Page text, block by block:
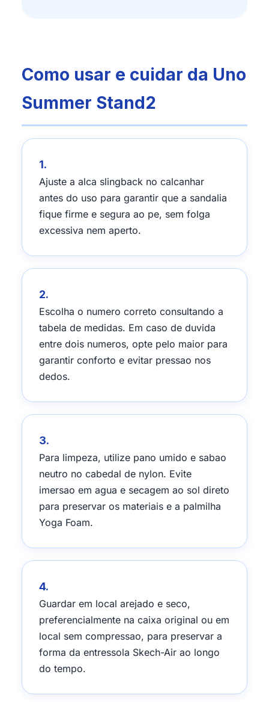
Como usar e cuidar da Uno
Summer Stand2
1.
Ajuste a alca slingback no calcanhar
antes do uso para garantir que a sandalia
fique firme e segura ao pe, sem folga
excessiva nem aperto.
2.
Escolha o numero correto consultando a
tabela de medidas. Em caso de duvida
entre dois numeros, opte pelo maior para
garantir conforto e evitar pressao nos
dedos.
3.
Para limpeza, utilize pano umido e sabao
neutro no cabedal de nylon. Evite
imersao em agua e secagem ao sol direto
para preservar os materiais e a palmilha
Yoga Foam.
4.
Guardar em local arejado e seco,
preferencialmente na caixa original ou em
local sem compressao, para preservar a
forma da entressola Skech-Air ao longo
do tempo.